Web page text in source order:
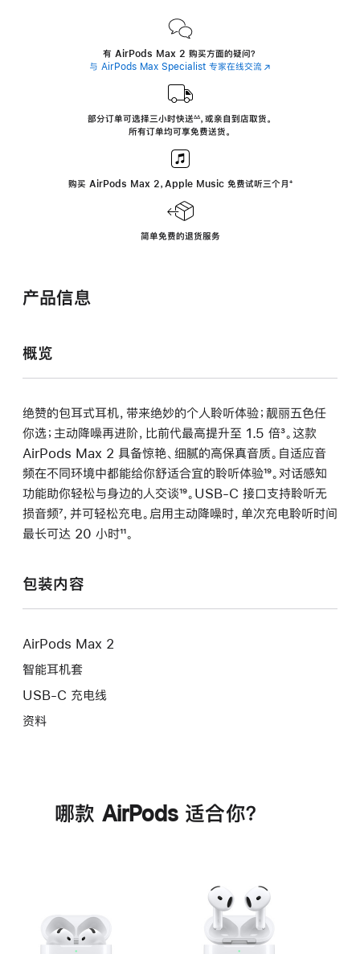
有 AirPods Max 2 购买方面的疑问？
与 AirPods Max Specialist 专家在线交流(在
中
部分订单可选择三小时快送∆∆， 或亲自到店取货。
所有订单均可享免费送货。
购买 AirPods Max 2，Apple Music 免费试听三个月 ‍脚
‍⁺
简单免费的退货服务
产品信息
概览
绝赞的包耳式耳机，带来绝妙的个人聆听体验；靓丽五色任
你选；主动降噪再进阶，比前代最高提升至 1.5 倍脚
注
³。这款
AirPods Max 2 具备惊艳、细腻的高保真音质。自适应音
频在不同环境中都能给你舒适合宜的聆听体验脚
注
¹⁹。对话感知
功能助你轻松与身边的人交谈脚
注
¹⁹。USB-C 接口支持聆听无
损音频脚
注
⁷，并可轻松充电。启用主动降噪时，单次充电聆听时间
最长可达 20 小时脚
¹¹。
包装内容
AirPods Max 2
智能耳机套
USB-C 充电线
资料
哪款 AirPods 适合你？